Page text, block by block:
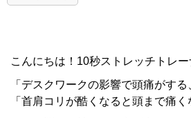
こんにちは！10秒ストレッチトレー
「デスクワークの影響で頭痛がする
「首肩コリが酷くなると頭まで痛く